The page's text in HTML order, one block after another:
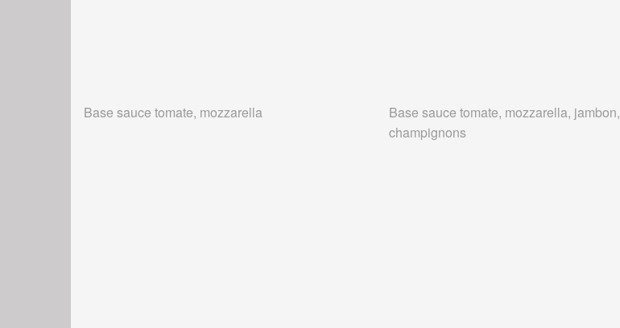
Base sauce tomate, mozzarella
Base sauce tomate, mozzarella, jambon,
champignons